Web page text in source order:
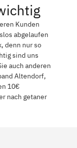
Kunden
abgelaufen
denn nur so
sind uns
auch anderen
Altendorf,
10€
nach getaner